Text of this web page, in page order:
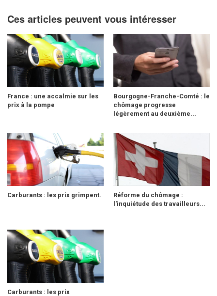
Ces articles peuvent vous intéresser
France : une accalmie sur les
prix à la pompe
Bourgogne-Franche-Comté : le
chômage progresse
légèrement au deuxième...
Carburants : les prix grimpent.
Réforme du chômage :
l'inquiétude des travailleurs...
Carburants : les prix